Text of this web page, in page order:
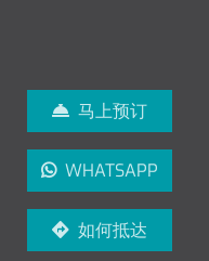
马上预订
WHATSAPP
如何抵达